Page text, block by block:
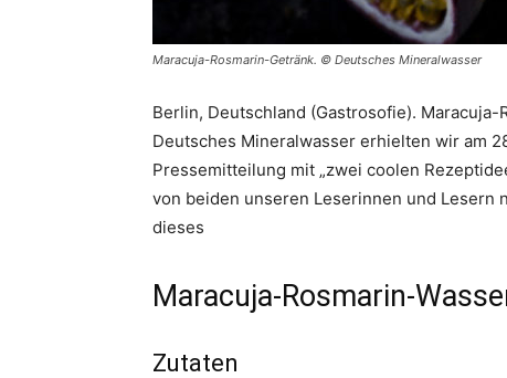
Maracuja-Rosmarin-Getränk. © Deutsches Mineralwasser
Berlin, Deutschland (Gastrosofie).
Deutsches Mineralwasser erhielten wir am
Pressemitteilung mit „zwei coolen
von beiden unseren Leserinnen und Lesern
dieses
Maracuja-Rosmarin-
Zutaten